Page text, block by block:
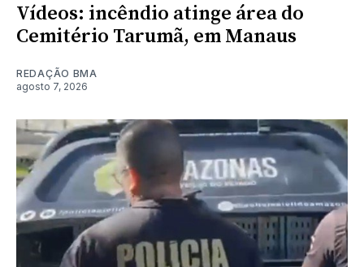
Vídeos: incêndio atinge área do
Cemitério Tarumã, em Manaus
REDAÇÃO BMA
agosto 7, 2026